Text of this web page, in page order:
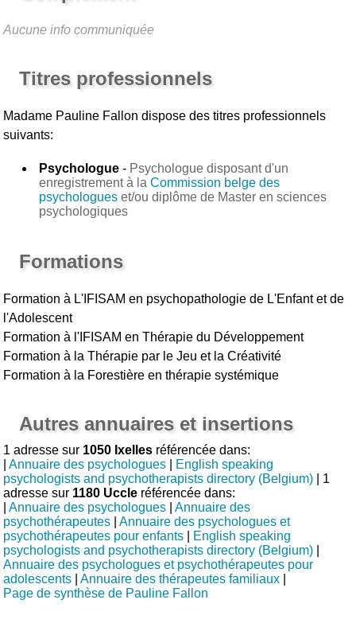
Aucune info communiquée
Titres professionnels
Madame Pauline Fallon dispose des titres professionnels
suivants:
Psychologue - Psychologue disposant d'un
enregistrement à laCommission belge des
psychologues et/ou diplôme de Master en sciences
psychologiques
Formations
Formation à L'IFISAM en psychopathologie de L'Enfant et de
l'Adolescent
Formation à l'IFISAM en Thérapie du Développement
Formation à la Thérapie par le Jeu et la Créativité
Formation à la Forestière en thérapie systémique
Autres annuaires et insertions
1 adresse sur 1050 Ixelles référencée dans:
|Annuaire des psychologues
English speaking
psychologists and psychotherapists directory (Belgium) | 1
adresse sur 1180 Uccle référencée dans:
|Annuaire des psychologues |Annuaire des
psychothérapeutes |Annuaire des psychologues et
psychothérapeutes pour enfants
English speaking
psychologists and psychotherapists directory (Belgium)
Annuaire des psychologues et psychothérapeutes pour
adolescents |Annuaire des thérapeutes familiaux
Page de synthèse de Pauline Fallon